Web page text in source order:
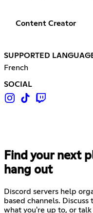
Content Creator
SUPPORTED
French
SOCIAL
Find your next
hang out
Discord servers help
based channels.
what you're up to, or